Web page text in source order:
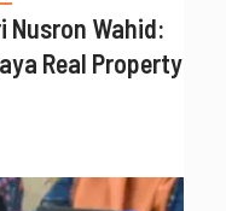
Nusron Wahid:
Real Property